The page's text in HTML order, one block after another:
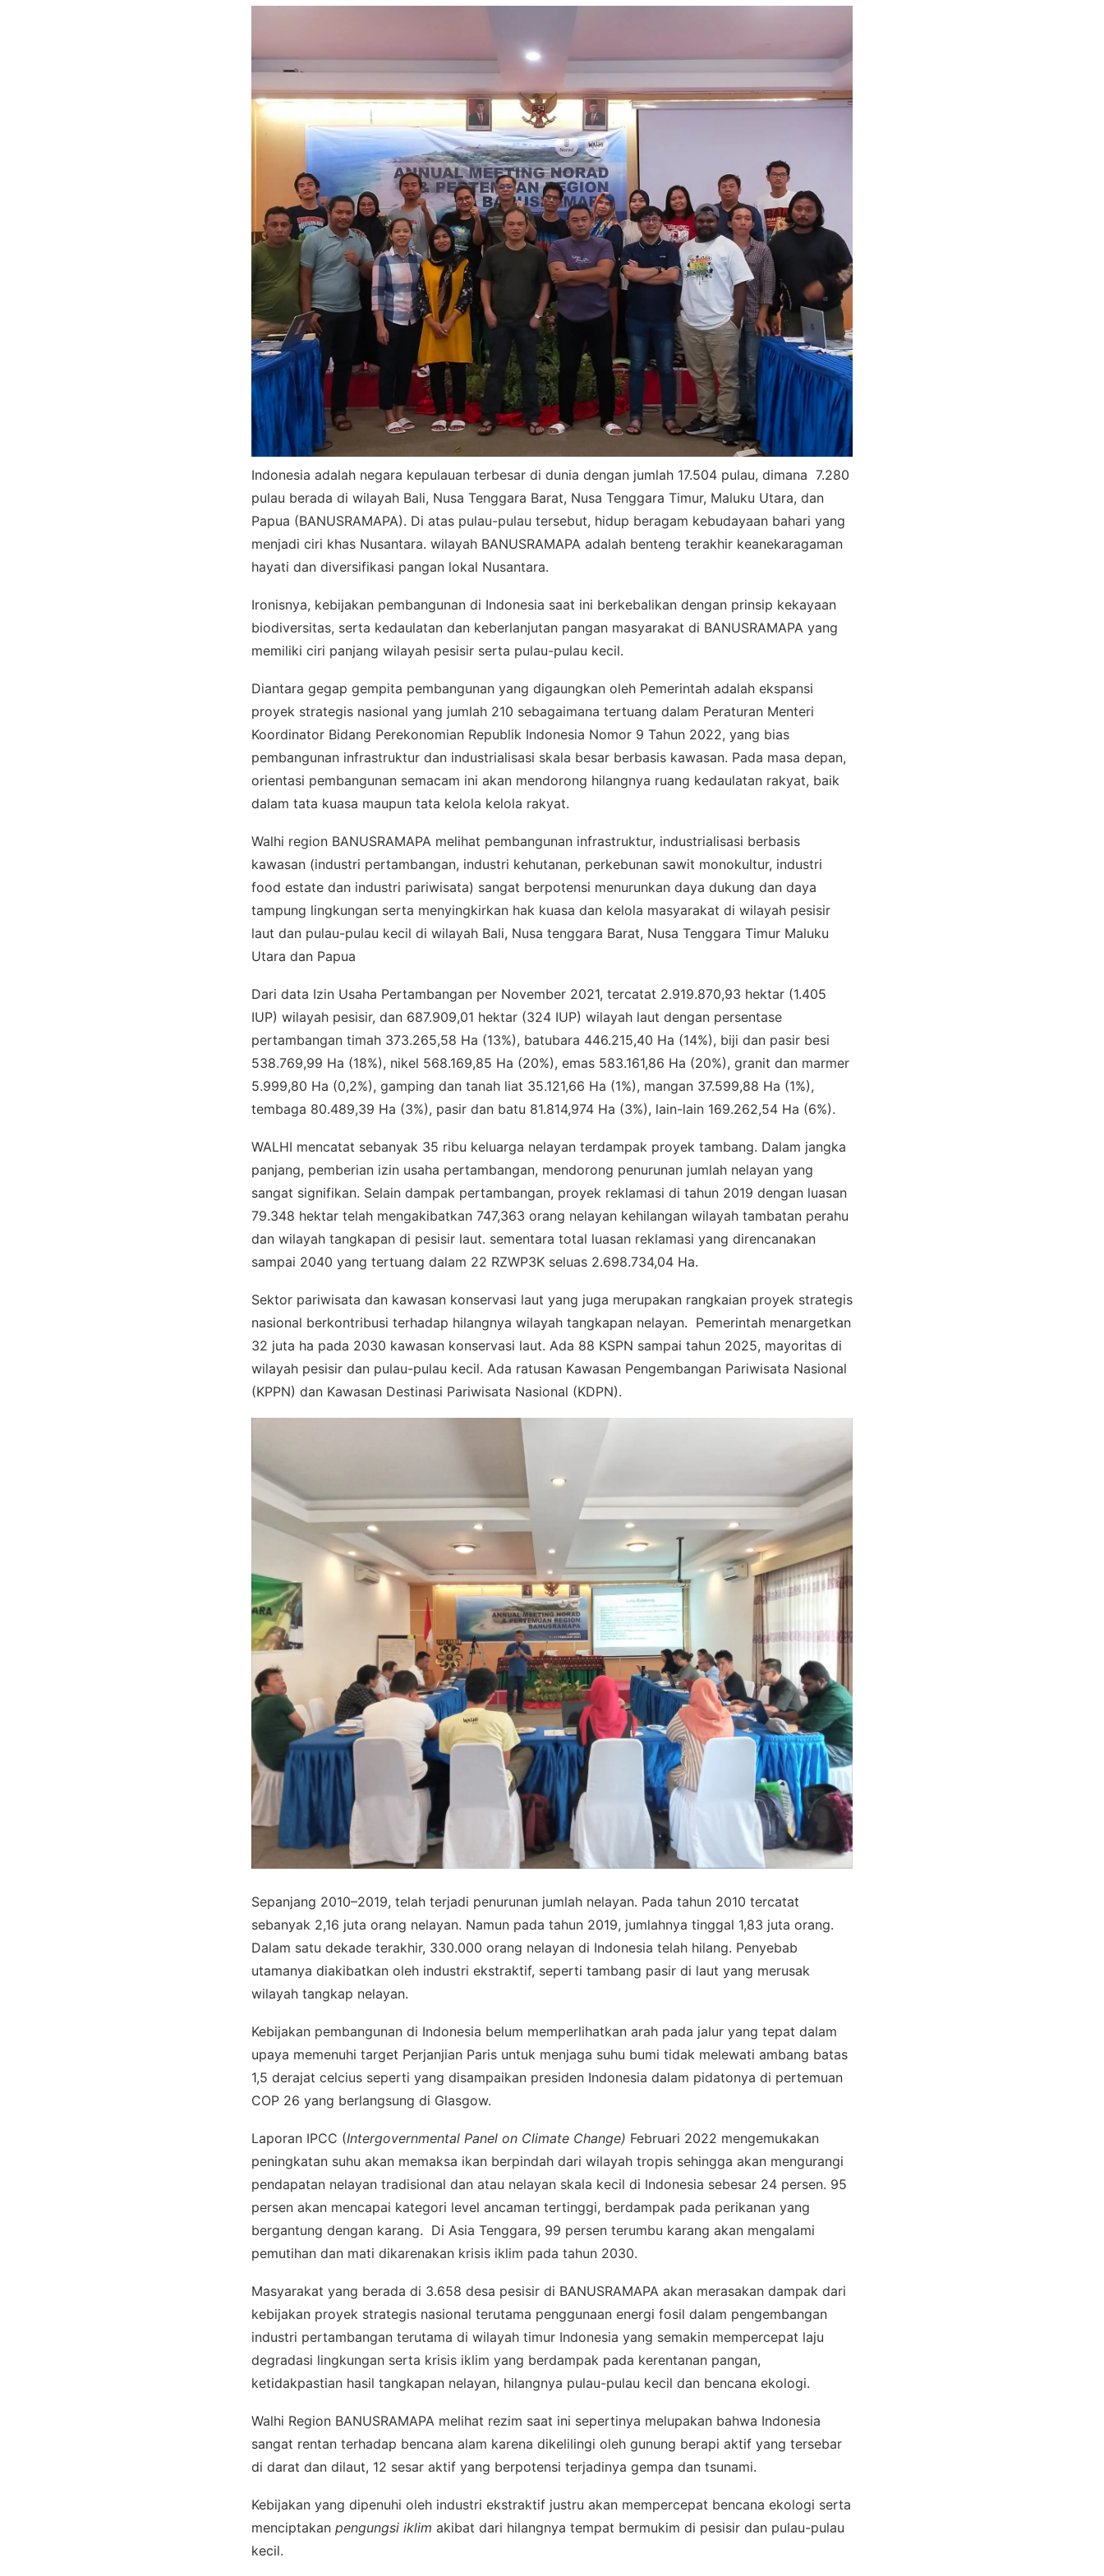
Indonesia adalah negara kepulauan terbesar di dunia dengan jumlah 17.504 pulau, dimana 7.280
pulau berada di wilayah Bali, Nusa Tenggara Barat, Nusa Tenggara Timur, Maluku Utara, dan
Papua (BANUSRAMAPA). Di atas pulau-pulau tersebut, hidup beragam kebudayaan bahari yang
menjadi ciri khas Nusantara. wilayah BANUSRAMAPA adalah benteng terakhir keanekaragaman
hayati dan diversifikasi pangan lokal Nusantara.
Ironisnya, kebijakan pembangunan di Indonesia saat ini berkebalikan dengan prinsip kekayaan
biodiversitas, serta kedaulatan dan keberlanjutan pangan masyarakat di BANUSRAMAPA yang
memiliki ciri panjang wilayah pesisir serta pulau-pulau kecil.
Diantara gegap gempita pembangunan yang digaungkan oleh Pemerintah adalah ekspansi
proyek strategis nasional yang jumlah 210 sebagaimana tertuang dalam Peraturan Menteri
Koordinator Bidang Perekonomian Republik Indonesia Nomor 9 Tahun 2022, yang bias
pembangunan infrastruktur dan industrialisasi skala besar berbasis kawasan. Pada masa depan,
orientasi pembangunan semacam ini akan mendorong hilangnya ruang kedaulatan rakyat, baik
dalam tata kuasa maupun tata kelola kelola rakyat.
Walhi region BANUSRAMAPA melihat pembangunan infrastruktur, industrialisasi berbasis
kawasan (industri pertambangan, industri kehutanan, perkebunan sawit monokultur, industri
food estate dan industri pariwisata) sangat berpotensi menurunkan daya dukung dan daya
tampung lingkungan serta menyingkirkan hak kuasa dan kelola masyarakat di wilayah pesisir
laut dan pulau-pulau kecil di wilayah Bali, Nusa tenggara Barat, Nusa Tenggara Timur Maluku
Utara dan Papua
Dari data Izin Usaha Pertambangan per November 2021, tercatat 2.919.870,93 hektar (1.405
IUP) wilayah pesisir, dan 687.909,01 hektar (324 IUP) wilayah laut dengan persentase
pertambangan timah 373.265,58 Ha (13%), batubara 446.215,40 Ha (14%), biji dan pasir besi
538.769,99 Ha (18%), nikel 568.169,85 Ha (20%), emas 583.161,86 Ha (20%), granit dan marmer
5.999,80 Ha (0,2%), gamping dan tanah liat 35.121,66 Ha (1%), mangan 37.599,88 Ha (1%),
tembaga 80.489,39 Ha (3%), pasir dan batu 81.814,974 Ha (3%), lain-lain 169.262,54 Ha (6%).
WALHI mencatat sebanyak 35 ribu keluarga nelayan terdampak proyek tambang. Dalam jangka
panjang, pemberian izin usaha pertambangan, mendorong penurunan jumlah nelayan yang
sangat signifikan. Selain dampak pertambangan, proyek reklamasi di tahun 2019 dengan luasan
79.348 hektar telah mengakibatkan 747,363 orang nelayan kehilangan wilayah tambatan perahu
dan wilayah tangkapan di pesisir laut. sementara total luasan reklamasi yang direncanakan
sampai 2040 yang tertuang dalam 22 RZWP3K seluas 2.698.734,04 Ha.
Sektor pariwisata dan kawasan konservasi laut yang juga merupakan rangkaian proyek strategis
nasional berkontribusi terhadap hilangnya wilayah tangkapan nelayan. Pemerintah menargetkan
32 juta ha pada 2030 kawasan konservasi laut. Ada 88 KSPN sampai tahun 2025, mayoritas di
wilayah pesisir dan pulau-pulau kecil. Ada ratusan Kawasan Pengembangan Pariwisata Nasional
(KPPN) dan Kawasan Destinasi Pariwisata Nasional (KDPN).
Sepanjang 2010–2019, telah terjadi penurunan jumlah nelayan. Pada tahun 2010 tercatat
sebanyak 2,16 juta orang nelayan. Namun pada tahun 2019, jumlahnya tinggal 1,83 juta orang.
Dalam satu dekade terakhir, 330.000 orang nelayan di Indonesia telah hilang. Penyebab
utamanya diakibatkan oleh industri ekstraktif, seperti tambang pasir di laut yang merusak
wilayah tangkap nelayan.
Kebijakan pembangunan di Indonesia belum memperlihatkan arah pada jalur yang tepat dalam
upaya memenuhi target Perjanjian Paris untuk menjaga suhu bumi tidak melewati ambang batas
1,5 derajat celcius seperti yang disampaikan presiden Indonesia dalam pidatonya di pertemuan
COP 26 yang berlangsung di Glasgow.
Laporan IPCC (Intergovernmental Panel on Climate Change) Februari 2022 mengemukakan
peningkatan suhu akan memaksa ikan berpindah dari wilayah tropis sehingga akan mengurangi
pendapatan nelayan tradisional dan atau nelayan skala kecil di Indonesia sebesar 24 persen. 95
persen akan mencapai kategori level ancaman tertinggi, berdampak pada perikanan yang
bergantung dengan karang. Di Asia Tenggara, 99 persen terumbu karang akan mengalami
pemutihan dan mati dikarenakan krisis iklim pada tahun 2030.
Masyarakat yang berada di 3.658 desa pesisir di BANUSRAMAPA akan merasakan dampak dari
kebijakan proyek strategis nasional terutama penggunaan energi fosil dalam pengembangan
industri pertambangan terutama di wilayah timur Indonesia yang semakin mempercepat laju
degradasi lingkungan serta krisis iklim yang berdampak pada kerentanan pangan,
ketidakpastian hasil tangkapan nelayan, hilangnya pulau-pulau kecil dan bencana ekologi.
Walhi Region BANUSRAMAPA melihat rezim saat ini sepertinya melupakan bahwa Indonesia
sangat rentan terhadap bencana alam karena dikelilingi oleh gunung berapi aktif yang tersebar
di darat dan dilaut, 12 sesar aktif yang berpotensi terjadinya gempa dan tsunami.
Kebijakan yang dipenuhi oleh industri ekstraktif justru akan mempercepat bencana ekologi serta
menciptakan pengungsi iklim akibat dari hilangnya tempat bermukim di pesisir dan pulau-pulau
kecil.